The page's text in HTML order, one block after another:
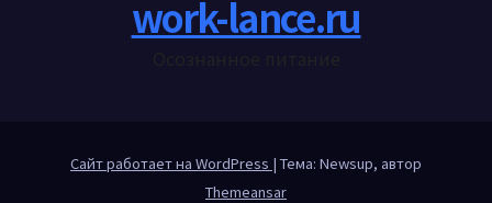
work-lance.ru
Сайт работает на WordPress | Тема: Newsup, автор
Themeansar